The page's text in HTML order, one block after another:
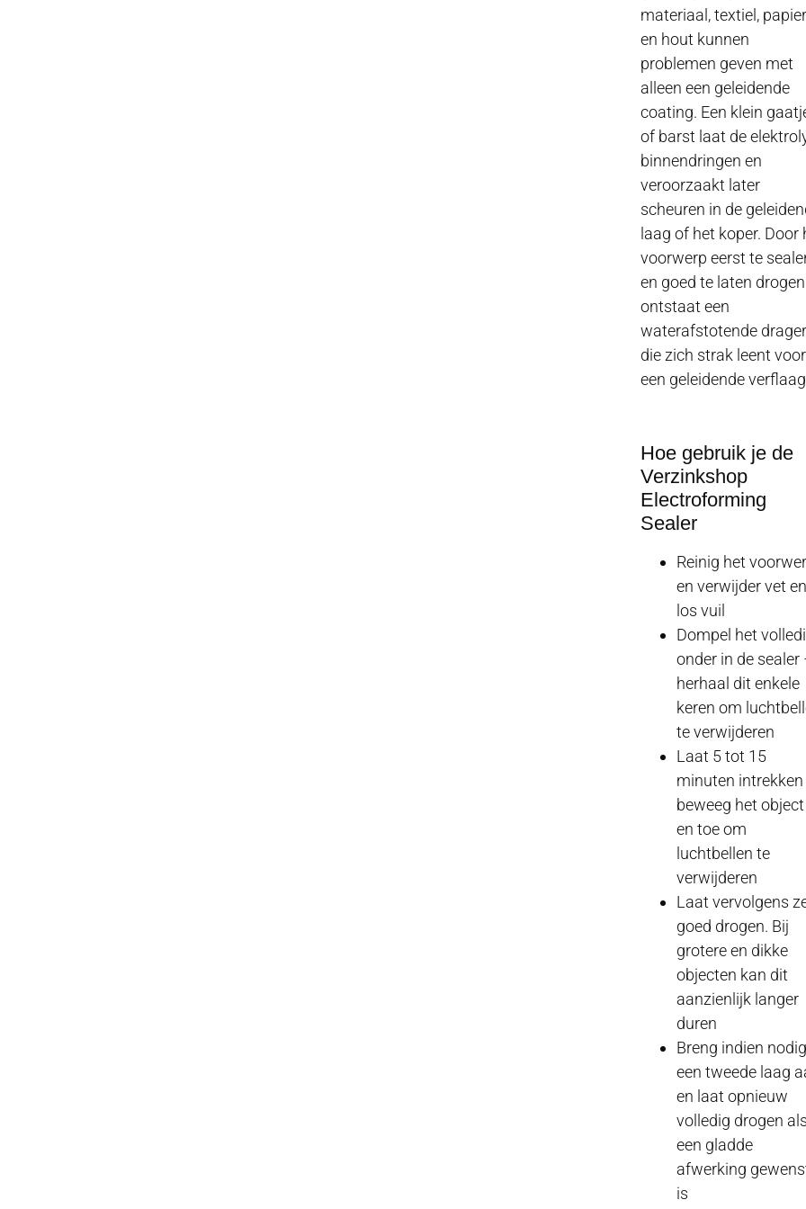
materiaal, textiel, papier
en hout kunnen
problemen geven met
alleen een geleidende
coating. Een klein
of barst laat de
binnendringen en
veroorzaakt later
scheuren in de
laag of het koper. Door
voorwerp eerst te
en goed te laten drogen
ontstaat een
waterafstotende drager
die zich strak leent voor
een geleidende
Hoe gebruik je de
Verzinkshop
Electroforming
Sealer
Reinig het
en verwijder vet en
los vuil
Dompel het
onder in de sealer
herhaal dit enkele
keren om
te verwijderen
Laat 5 tot 15
minuten intrekken
beweeg het
en toe om
luchtbellen te
verwijderen
Laat vervolgens
goed drogen. Bij
grotere en dikke
objecten kan dit
aanzienlijk langer
duren
Breng indien nodig
een tweede laag
en laat opnieuw
volledig drogen als
een gladde
afwerking
is